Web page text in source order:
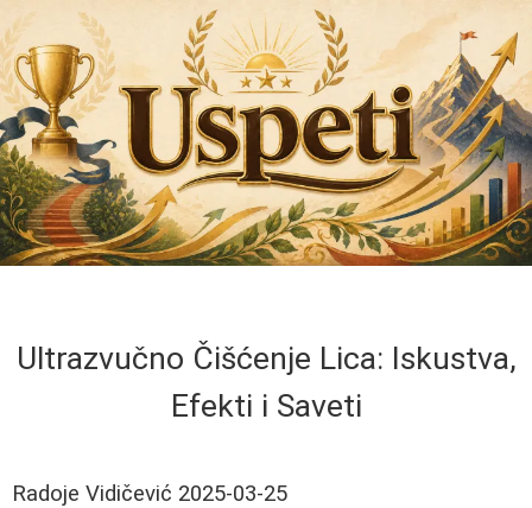
Ultrazvučno Čišćenje Lica: Iskustva,
Efekti i Saveti
Radoje Vidičević 2025-03-25